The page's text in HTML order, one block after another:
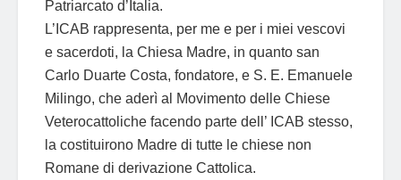
Patriarcato d’Italia.
L’ICAB rappresenta, per me e per i miei vescovi
e sacerdoti, la Chiesa Madre, in quanto san
Carlo Duarte Costa, fondatore, e S. E. Emanuele
Milingo, che aderì al Movimento delle Chiese
Veterocattoliche facendo parte dell’ ICAB stesso,
la costituirono Madre di tutte le chiese non
Romane di derivazione Cattolica.